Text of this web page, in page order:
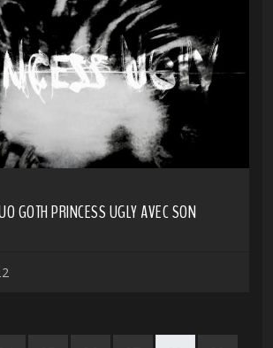
GOTH PRINCESS UGLY AVEC SON